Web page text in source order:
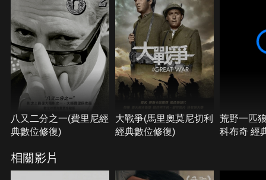
八又二分之一(費里尼經
典數位修復)
大戰爭(馬里奧莫尼切利
經典數位修復)
荒野一匹
科布奇 經
相關影片